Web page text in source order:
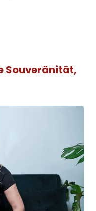
Souveränität,